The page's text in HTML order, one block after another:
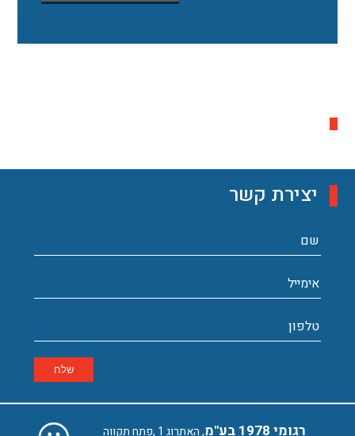
יצירת קשר
רגומי 1978 בע"מ , האתרוג 1 ,פתח תקווה